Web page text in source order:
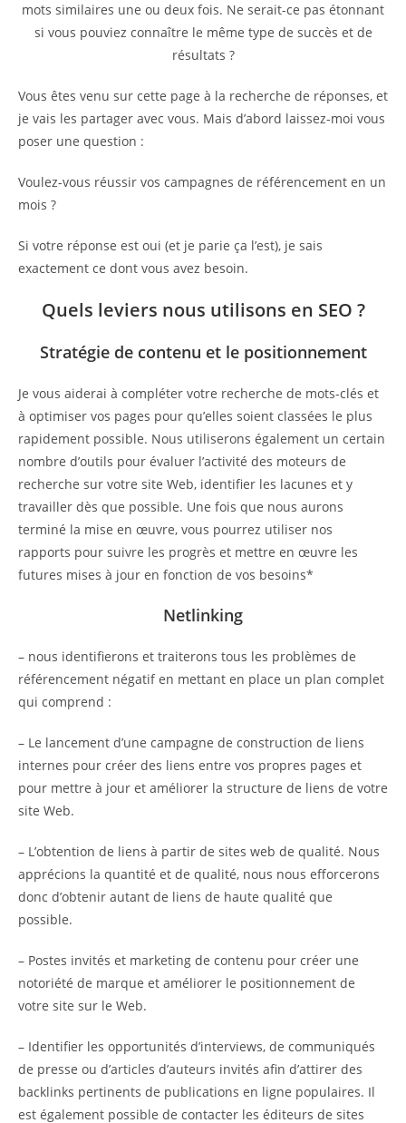
mots similaires une ou deux fois. Ne serait-ce pas étonnant
si vous pouviez connaître le même type de succès et de
résultats ?
Vous êtes venu sur cette page à la recherche de réponses, et
je vais les partager avec vous. Mais d’abord laissez-moi vous
poser une question :
Voulez-vous réussir vos campagnes de référencement en un
mois ?
Si votre réponse est oui (et je parie ça l’est), je sais
exactement ce dont vous avez besoin.
Quels leviers nous utilisons en SEO ?
Stratégie de contenu et le positionnement
Je vous aiderai à compléter votre recherche de mots-clés et
à optimiser vos pages pour qu’elles soient classées le plus
rapidement possible. Nous utiliserons également un certain
nombre d’outils pour évaluer l’activité des moteurs de
recherche sur votre site Web, identifier les lacunes et y
travailler dès que possible. Une fois que nous aurons
terminé la mise en œuvre, vous pourrez utiliser nos
rapports pour suivre les progrès et mettre en œuvre les
futures mises à jour en fonction de vos besoins*
Netlinking
– nous identifierons et traiterons tous les problèmes de
référencement négatif en mettant en place un plan complet
qui comprend :
– Le lancement d’une campagne de construction de liens
internes pour créer des liens entre vos propres pages et
pour mettre à jour et améliorer la structure de liens de votre
site Web.
– L’obtention de liens à partir de sites web de qualité. Nous
apprécions la quantité et de qualité, nous nous efforcerons
donc d’obtenir autant de liens de haute qualité que
possible.
– Postes invités et marketing de contenu pour créer une
notoriété de marque et améliorer le positionnement de
votre site sur le Web.
– Identifier les opportunités d’interviews, de communiqués
de presse ou d’articles d’auteurs invités afin d’attirer des
backlinks pertinents de publications en ligne populaires. Il
est également possible de contacter les éditeurs de sites